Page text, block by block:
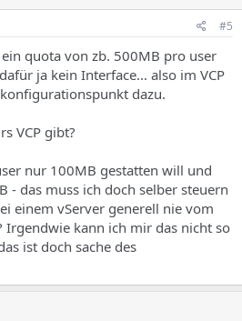
#5
quota von zb. 500MB pro user
ja kein Interface... also im VCP
dazu.
VCP gibt?
nur 100MB gestatten will und
- das muss ich doch selber steuern
einem vServer generell nie vom
Irgendwie kann ich mir das nicht so
ist doch sache des